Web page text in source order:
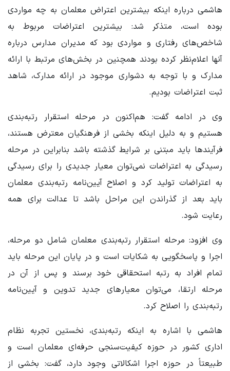
هاشمی درباره اینکه بیشترین اعتراض معلمان به چه مواردی
بوده است، متذکر شد: بیشترین اعتراضات مربوط به
شاخص‌های رفتاری و مواردی بود که مدیران مدارس درباره
آنها اعلام‌نظر کرده بودند همچنین در بخش‌های مرتبط با ارائه
مدارک و با توجه به دشواری موجود در ارائه مدارک، شاهد
ثبت اعتراضات بودیم.
وی در ادامه گفت: هم‌اکنون در مرحله استقرار رتبه‌بندی
هستیم و به دلیل اینکه بخشی از فرهنگیان معترض هستند،
فرآیندها باید مبتنی بر شرایط گذشته باشد بنابراین در مرحله
رسیدگی به اعتراضات نمی‌توان معیار جدیدی را برای رسیدگی
به اعتراضات تولید کرد و اصلاح آیین‌نامه رتبه‌بندی معلمان
باید بعد از گذراندن این مراحل باشد تا عدالت برای همه
رعایت شود.
وی افزود: مرحله استقرار رتبه‌بندی معلمان شامل دو مرحله،
اجرا و پاسخگویی به شکایات است و در پایان این مرحله باید
تمام افراد به رتبه استحقاقی خود برسند و پس از آن در
مرحله ارتقا، می‌توان معیارهای جدید تدوین و آیین‌نامه
رتبه‌بندی را اصلاح کرد.
هاشمی با اشاره به اینکه رتبه‌بندی، نخستین تجربه نظام
اداری کشور در حوزه کیفیت‌سنجی حرفه‌ای معلمان است و
طبیعتاً در حوزه اجرا اشکالاتی وجود دارد، گفت: بخشی از